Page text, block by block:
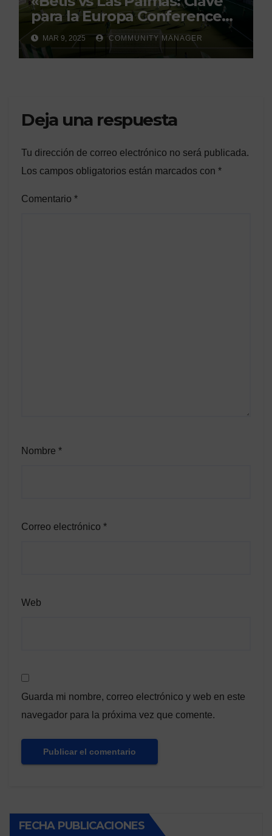
para la Europa Conference
League»
MAR 9, 2025 COMMUNITY MANAGER
Deja una respuesta
Tu dirección de correo electrónico no será publicada.
Los campos obligatorios están marcados con *
Comentario *
Nombre *
Correo electrónico *
Web
Guarda mi nombre, correo electrónico y web en este
navegador para la próxima vez que comente.
FECHA PUBLICACIONES